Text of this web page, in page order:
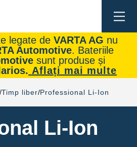
legate de VARTA AG nu
Automotive. Bateriile
sunt produse și
Aflați mai multe
Timp liber Professional Li-Ion
Li-Ion